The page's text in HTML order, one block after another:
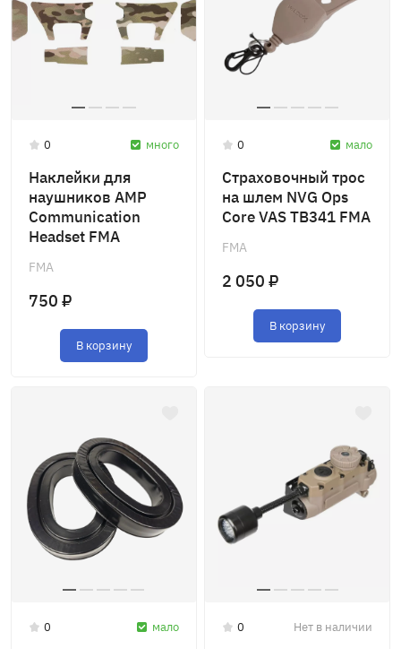
0
Наклейки для
наушников AMP
Communication
Headset FMA
FMA
750 ₽
В корзину
много 0
Cтраховочный трос
на шлем NVG Ops
Core VAS TB341 FMA
FMA
2 050 ₽
В корзину
мало
0 мало 0 Нет в наличии